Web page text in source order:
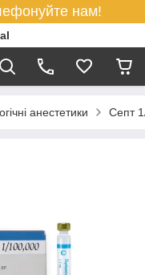
нам!
анестетики Септ